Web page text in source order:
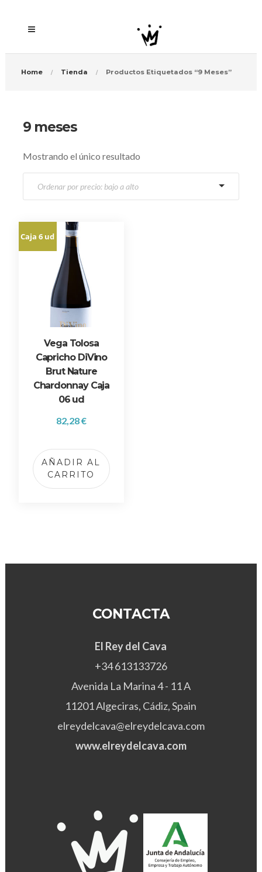
Home Tienda Productos Etiquetados “9 Meses”
9 meses
Mostrando el único resultado
Caja 6 ud
Vega Tolosa
Capricho DiVino
Brut Nature
Chardonnay Caja
06 ud
82,28€
AÑADIR AL
CARRITO
CONTACTA
El Rey del Cava
+34 613133726
Avenida La Marina 4 - 11 A
11201 Algeciras, Cádiz, Spain
elreydelcava@elreydelcava.com
www.elreydelcava.com